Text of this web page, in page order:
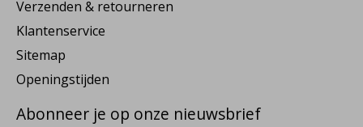
Verzenden & retourneren
Klantenservice
Sitemap
Openingstijden
Abonneer je op onze nieuwsbrief